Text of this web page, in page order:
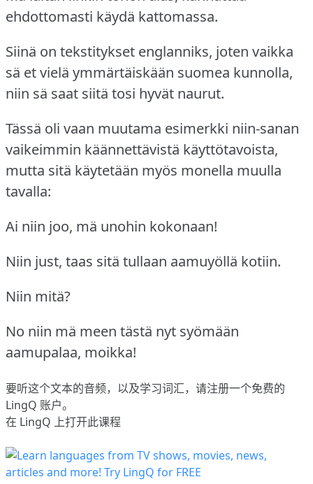
ehdottomasti käydä kattomassa.
Siinä on tekstitykset englanniks, joten vaikka
sä et vielä ymmärtäiskään suomea kunnolla,
niin sä saat siitä tosi hyvät naurut.
Tässä oli vaan muutama esimerkki niin-sanan
vaikeimmin käännettävistä käyttötavoista,
mutta sitä käytetään myös monella muulla
tavalla:
Ai niin joo, mä unohin kokonaan!
Niin just, taas sitä tullaan aamuyöllä kotiin.
Niin mitä?
No niin mä meen tästä nyt syömään
aamupalaa, moikka!
要听这个文本的音频，以及学习词汇，请注册一个免费的
LingQ 账户。
在 LingQ 上打开此课程